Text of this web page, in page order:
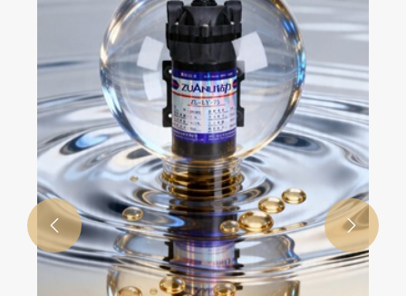
Mehr sehen >>
 